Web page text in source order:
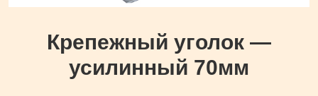
Крепежный уголок —
усилинный 70мм